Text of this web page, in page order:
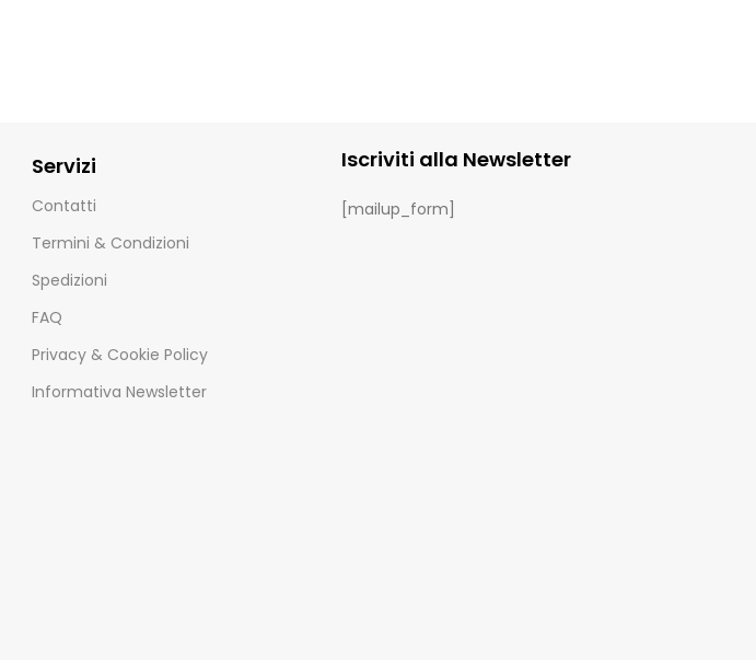
Servizi
Contatti
Termini & Condizioni
Spedizioni
FAQ
Privacy & Cookie Policy
Informativa Newsletter
Iscriviti alla Newsletter
[mailup_form]